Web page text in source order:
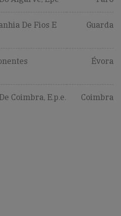
De Fios E
Guarda
Évora
Coimbra, E.p.e. Coimbra